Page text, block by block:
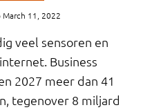
11, 2022
veel sensoren en
Business
2027 meer dan 41
tegenover 8 miljard